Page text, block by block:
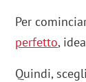
Per
perfetto,
Quindi,